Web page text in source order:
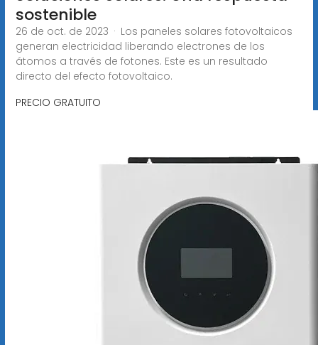
sostenible
26 de oct. de 2023 · Los paneles solares fotovoltaicos
generan electricidad liberando electrones de los
átomos a través de fotones. Este es un resultado
directo del efecto fotovoltaico.
PRECIO GRATUITO